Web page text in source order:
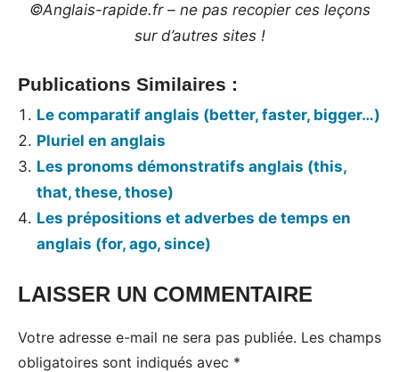
©Anglais-rapide.fr – ne pas recopier ces leçons
sur d’autres sites !
Publications Similaires :
Le comparatif anglais (better, faster, bigger…)
Pluriel en anglais
Les pronoms démonstratifs anglais (this,
that, these, those)
Les prépositions et adverbes de temps en
anglais (for, ago, since)
Tags:
anglaise
LAISSER UN COMMENTAIRE
Votre adresse e-mail ne sera pas publiée. Les champs
obligatoires sont indiqués avec *